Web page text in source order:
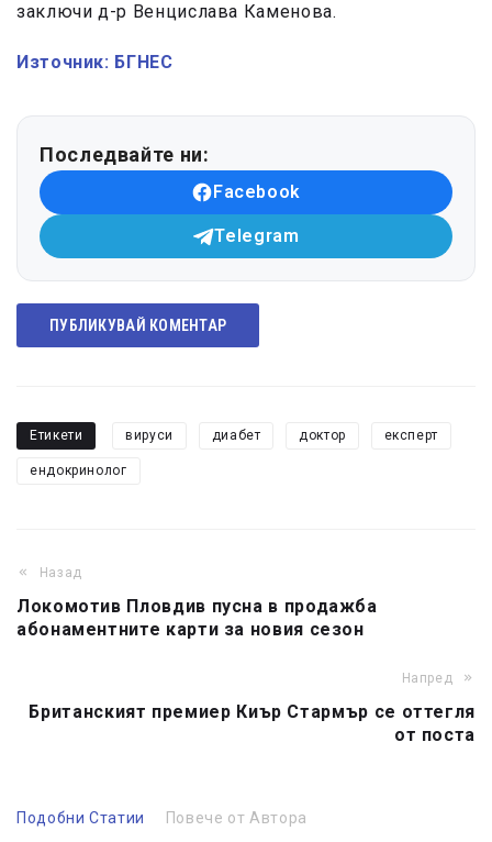
заключи д-р Венцислава Каменова.
Източник: БГНЕС
Последвайте ни:
Facebook
Telegram
ПУБЛИКУВАЙ КОМЕНТАР
Етикети вируси диабет доктор експерт
ендокринолог
Назад
Локомотив Пловдив пусна в продажба
абонаментните карти за новия сезон
Напред
Британският премиер Киър Стармър се оттегля
от поста
Подобни Статии Повече от Автора